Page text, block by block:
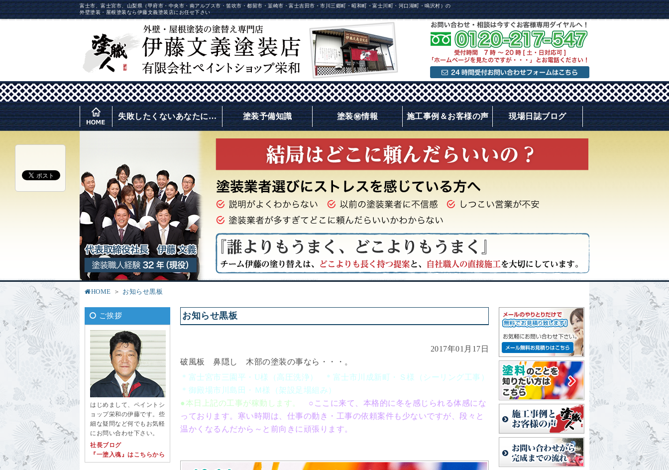
富士市、富士宮市、山梨県（甲府市・中央市・南アルプス市・笛吹市・都留市・韮崎市・富士吉田市・市川三郷町・昭和町・富士川町・河口湖町・鳴沢村）の
外壁塗装・屋根塗装なら伊藤文義塗装店にお任せ下さい
失敗したくないあなたに… 塗装予備知識 塗装㊙情報 施工事例＆お客様の声 現場日誌ブログ
HOME お知らせ黒板
ご挨拶
はじめまして、ペイントシ
ョップ栄和の伊藤です。些
細な疑問など何でもお気軽
にお問い合わせ下さい。
社長ブログ
『一塗入魂』はこちらから
お知らせ黒板
2017年01月17日
破風板 鼻隠し 木部の塗装の事なら・・・。
＊富士宮市三園平・U様（高圧洗浄） ＊富士市川成新町・Ｓ様（シーリング工事）
＊御殿場市川島田・Ｍ様（架設足場組み）
●本日上記の工事が稼動します。
○ここに来て、本格的に冬を感じられる体感にな
っております。寒い時期は、仕事の動き・工事の依頼案件も少ないですが、段々と
温かくなるんだから～と前向きに頑張ります。